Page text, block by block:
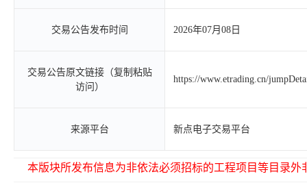
交易公告发布时间 2026年07月08日
交易公告原文链接（复制粘贴
访问）
https://www.etrading.cn/
来源平台 新点电子交易平台
本版块所发布信息为非依法必须招标的工程项目等目录